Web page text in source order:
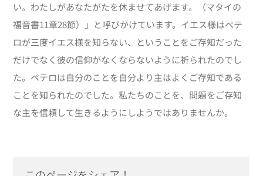
い。わたしがあなたがたを休ませてあげます。（マタイの
福音書11章28節）」と呼びかけています。イエス様はペテ
ロが三度イエス様を知らない、ということをご存知だった
だけでなく彼の信仰がなくならないように祈られたのでし
た。ペテロは自分のことを自分より主はよくご存知である
ことを知られたのでした。私たちのことを、問題をご存知
な主を信頼して生きるようにしようではありませんか。